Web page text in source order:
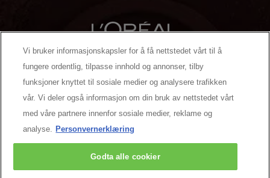
MANUFACTURER/RESPONSIBLE PERSON:
MER Å UTFORSKE
Vi bruker informasjonskapsler for å få nettstedet vårt til å
fungere ordentlig, tilpasse innhold og annonser, tilby
funksjoner knyttet til sosiale medier og analysere trafikken
vår. Vi deler også informasjon om din bruk av nettstedet vårt
med våre partnere innenfor sosiale medier, reklame og
analyse. Personvernerklæring
Godta alle cookier